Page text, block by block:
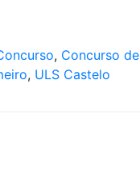
, Concurso de
, ULS Castelo